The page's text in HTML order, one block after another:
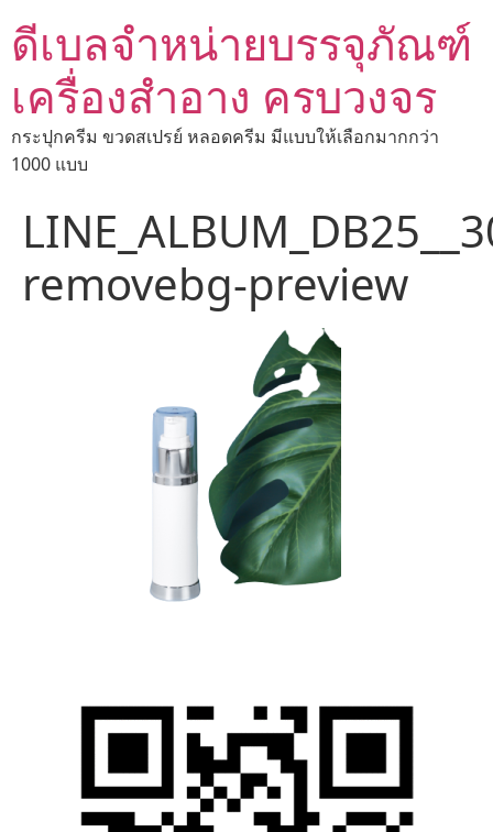
ดีเบลจำหน่ายบรรจุภัณฑ์
เครื่องสำอาง ครบวงจร
กระปุกครีม ขวดสเปรย์ หลอดครีม มีแบบให้เลือกมากกว่า
1000 แบบ
removebg-preview